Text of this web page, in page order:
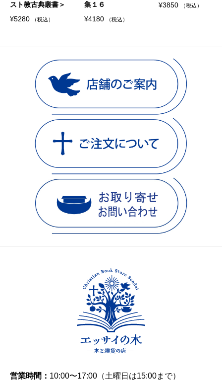
スト教古典叢書＞
¥5280 （税込）
集１６
¥4180 （税込）
¥3850 （税込）
営業時間： 10:00〜17:00（土曜日は15:00まで）